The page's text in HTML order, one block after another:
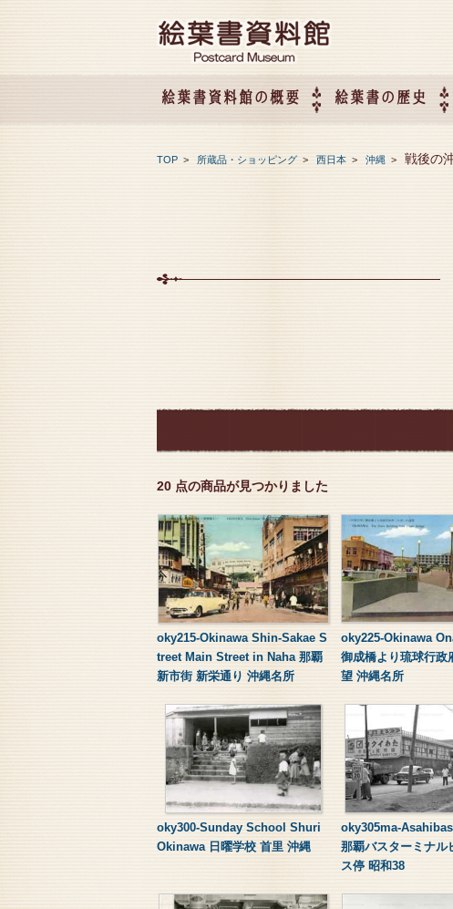
絵葉書資料館の概要 絵葉書の歴史
TOP > 所蔵品・ショッピング > 西日本 > 沖縄 > 戦後の
20 点の商品が見つかりました
oky215-Okinawa Shin-Sakae S
treet Main Street in Naha 那覇
新市街 新栄通り 沖縄名所
oky225-Okinawa
御成橋より琉球行政
望 沖縄名所
oky300-Sunday School Shuri
Okinawa 日曜学校 首里 沖縄
oky305ma-
那覇バスターミナル
ス停 昭和38